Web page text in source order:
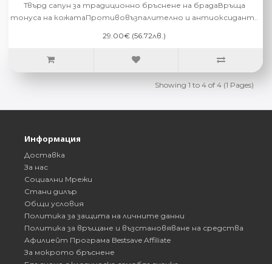
Твърд сапун за традиционно бръснене на брадаВръща
тонуса на кожатаПротивовъзпалително и антиоксидант..
29.00€ (56.72лв.)
Showing 1 to 4 of 4 (1 Pages)
Информация
Доставка
За нас
Социални Мрежи
Стани дилър
Общи условия
Политика за защита на личните данни
Политика за връщане и възстановяване на средства
Афилиейт Програма Bestsave Affiliate
За мокрото бръснене